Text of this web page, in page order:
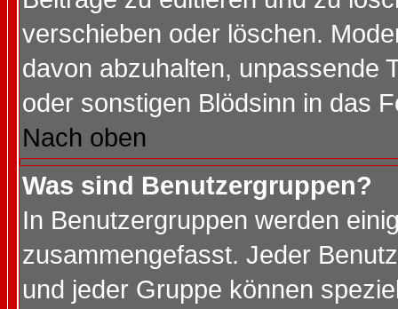
verschieben oder löschen.
davon abzuhalten, unpassende
oder sonstigen Blödsinn in das
Nach oben
Was sind Benutzergruppen?
In Benutzergruppen werden
zusammengefasst. Jeder
und jeder Gruppe können